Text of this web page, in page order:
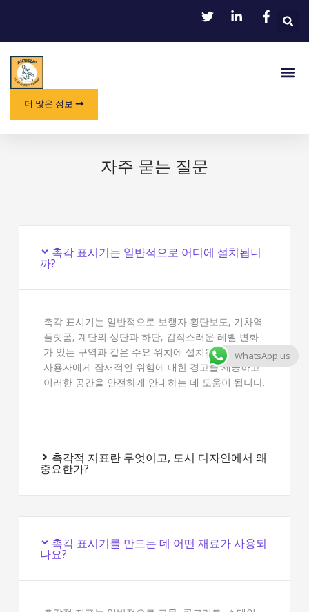
메
뉴
더 많은 정보.
자주 묻는 질문
촉각 표시기는 일반적으로 어디에 설치됩니
까?
촉각 표시기는 일반적으로 보행자 횡단보도, 기차역
플랫폼, 계단의 상단과 하단, 갑작스러운 레벨 변화
가 있는 구역과 같은 주요 위치에 설치됩니다. 이는
사용자에게 잠재적인 위험에 대한 경고를 제공하고
이러한 공간을 안전하게 안내하는 데 도움이 됩니다.
촉각적 지표란 무엇이고, 도시 디자인에서 왜
중요한가?
촉각 표시기를 만드는 데 어떤 재료가 사용되
나요?
WhatsApp us